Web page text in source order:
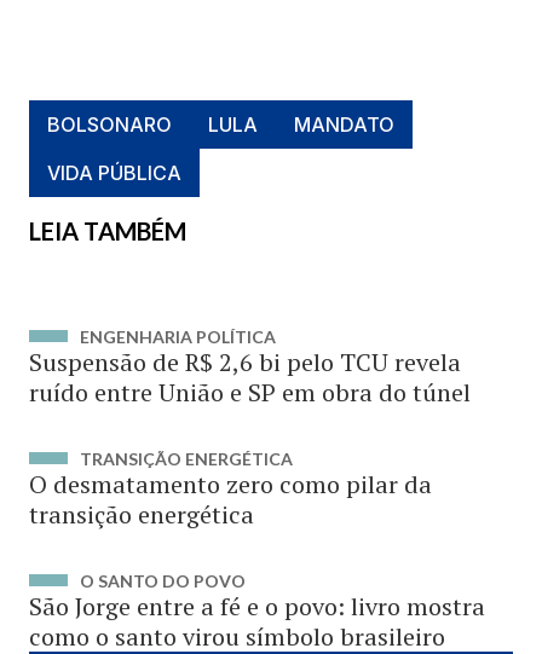
BOLSONARO LULA
MANDATO
VIDA PÚBLICA
LEIA TAMBÉM
ENGENHARIA POLÍTICA
Suspensão de R$ 2,6 bi pelo TCU revela
ruído entre União e SP em obra do túnel
TRANSIÇÃO ENERGÉTICA
O desmatamento zero como pilar da
transição energética
O SANTO DO POVO
São Jorge entre a fé e o povo: livro mostra
como o santo virou símbolo brasileiro